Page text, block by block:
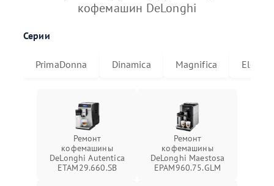
кофемашин DeLonghi
Серии
PrimaDonna Dinamica Magnifica Eletta
Ремонт
кофемашины
DeLonghi Autentica
ETAM29.660.SB
Ремонт
кофемашины
DeLonghi Maestosa
EPAM960.75.GLM